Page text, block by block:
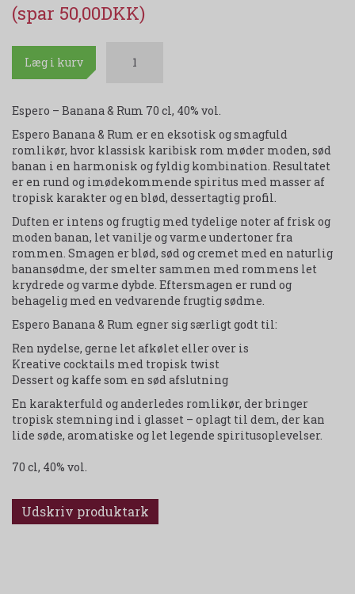
(spar 50,00DKK)
Læg i kurv
Espero – Banana & Rum 70 cl, 40% vol.
Espero Banana & Rum er en eksotisk og smagfuld
romlikør, hvor klassisk karibisk rom møder moden, sød
banan i en harmonisk og fyldig kombination. Resultatet
er en rund og imødekommende spiritus med masser af
tropisk karakter og en blød, dessertagtig profil.
Duften er intens og frugtig med tydelige noter af frisk og
moden banan, let vanilje og varme undertoner fra
rommen. Smagen er blød, sød og cremet med en naturlig
banansødme, der smelter sammen med rommens let
krydrede og varme dybde. Eftersmagen er rund og
behagelig med en vedvarende frugtig sødme.
Espero Banana & Rum egner sig særligt godt til:
Ren nydelse, gerne let afkølet eller over is
Kreative cocktails med tropisk twist
Dessert og kaffe som en sød afslutning
En karakterfuld og anderledes romlikør, der bringer
tropisk stemning ind i glasset – oplagt til dem, der kan
lide søde, aromatiske og let legende spiritusoplevelser.
70 cl, 40% vol.
Udskriv produktark